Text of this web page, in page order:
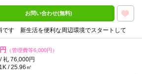
お問い合わせ(無料)
です 新生活を便利な周辺環境でスタートして
（管理費等6,000円）
礼 76,000円
/ 25.96㎡